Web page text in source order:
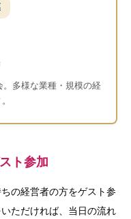
多様な業種・規模の経
ト参加
の経営者の方をゲスト参
ただければ、当日の流れ